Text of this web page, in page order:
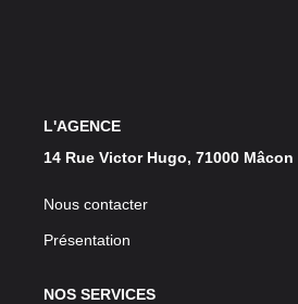
L'AGENCE
14 Rue Victor Hugo, 71000 Mâcon
Nous contacter
Présentation
NOS SERVICES